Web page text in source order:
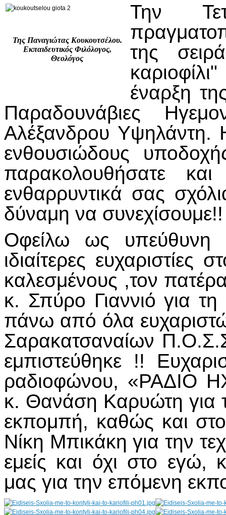
Της Παναγιώτας Κουκουτσέλου.
Εκπαιδευτικός Φιλόλογος,
Θεολόγος
Την
της
έναρξη
Παραδουνάβιες
Αλέξανδρου Υψηλάντη.
ενθουσιώδους
παρακολουθήσατε
ενθαρρυντικά σας
δύναμη να συνεχίσουμε!!
Οφείλω ως υπεύθυνη
ιδιαίτερες ευχαριστίες
καλεσμένους ,τον
κ. Σπύρο Γιαννιό για
πάνω από όλα
Σαρακατσαναίων
εμπιστεύθηκε !!
ραδιοφώνου, «ΡΑΔΙΟ
κ. Θανάση Καρυώτη για
εκπομπή, καθώς και
Νίκη Μπικάκη για την
εμείς και όχι στο εγώ,
μας για την επόμενη